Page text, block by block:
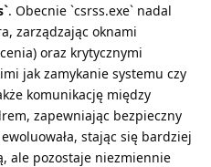
. Obecnie `csrss.exe` nadal
zarządzając oknami
oraz krytycznymi
jak zamykanie systemu czy
komunikację między
zapewniając bezpieczny
stając się bardziej
ale pozostaje niezmiennie